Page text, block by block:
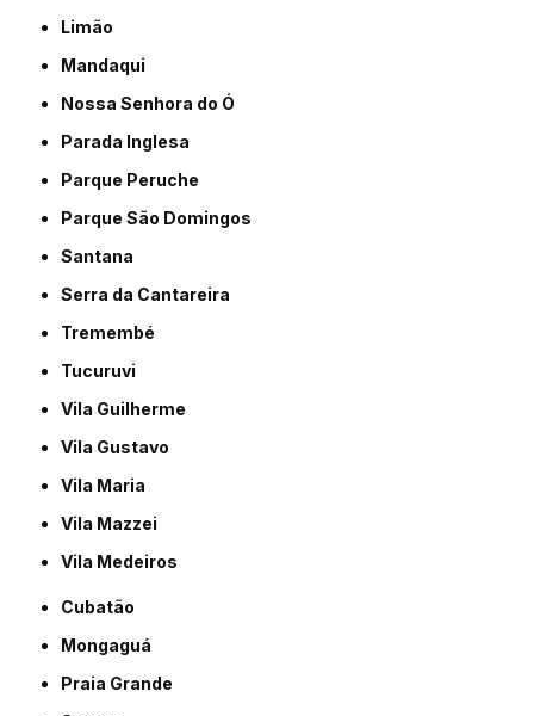
Limão
Mandaqui
Nossa Senhora do Ó
Parada Inglesa
Parque Peruche
Parque São Domingos
Santana
Serra da Cantareira
Tremembé
Tucuruvi
Vila Guilherme
Vila Gustavo
Vila Maria
Vila Mazzei
Vila Medeiros
Cubatão
Mongaguá
Praia Grande